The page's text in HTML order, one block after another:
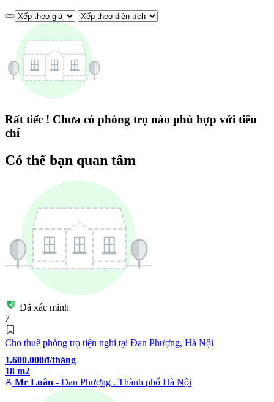
Rất tiếc ! Chưa có phòng trọ nào phù hợp với tiêu
chí
Có thể bạn quan tâm
Đã xác minh
7
Cho thuê phòng trọ tiện nghi tại Đan Phượng, Hà Nội
1.600.000đ/tháng
18 m2
Mr Luân - Đan Phượng . Thành phố Hà Nội